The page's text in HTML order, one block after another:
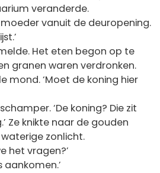
veranderde.
moeder vanuit de deuropening.
Het eten begon op te
granen waren verdronken.
mond. ‘Moet de koning hier
‘De koning? Die zit
Ze knikte naar de gouden
zonlicht.
het vragen?’
aankomen.’